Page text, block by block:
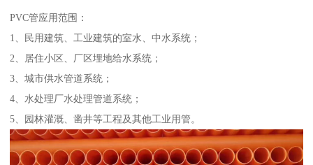
PVC管应用范围：
1、民用建筑、工业建筑的室水、中水系统；
2、居住小区、厂区埋地给水系统；
3、城市供水管道系统；
4、水处理厂水处理管道系统；
5、园林灌溉、凿井等工程及其他工业用管。